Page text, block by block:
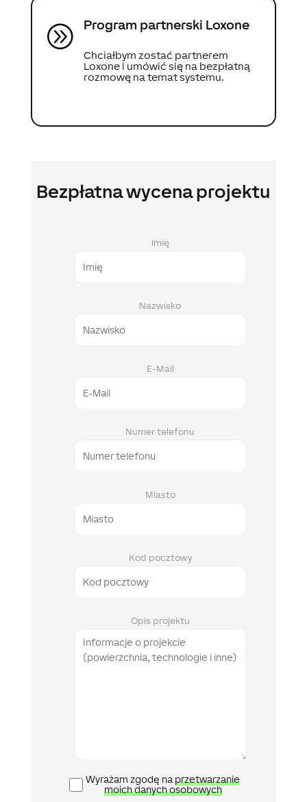
A Program partnerski Loxone
Chciałbym zostać partnerem
Loxone i umówić się na bezpłatną
rozmowę na temat systemu.
Bezpłatna wycena projektu
Imię
Nazwisko
E-Mail
Numer telefonu
Miasto
Kod pocztowy
Opis projektu
Polityka
prywatności
Wyrażam zgodę naprzetwarzanie
moich danych osobowych